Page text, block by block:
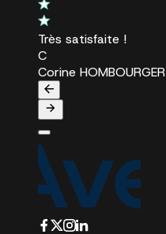
Très satisfaite !
C
Corine HOMBOURGER